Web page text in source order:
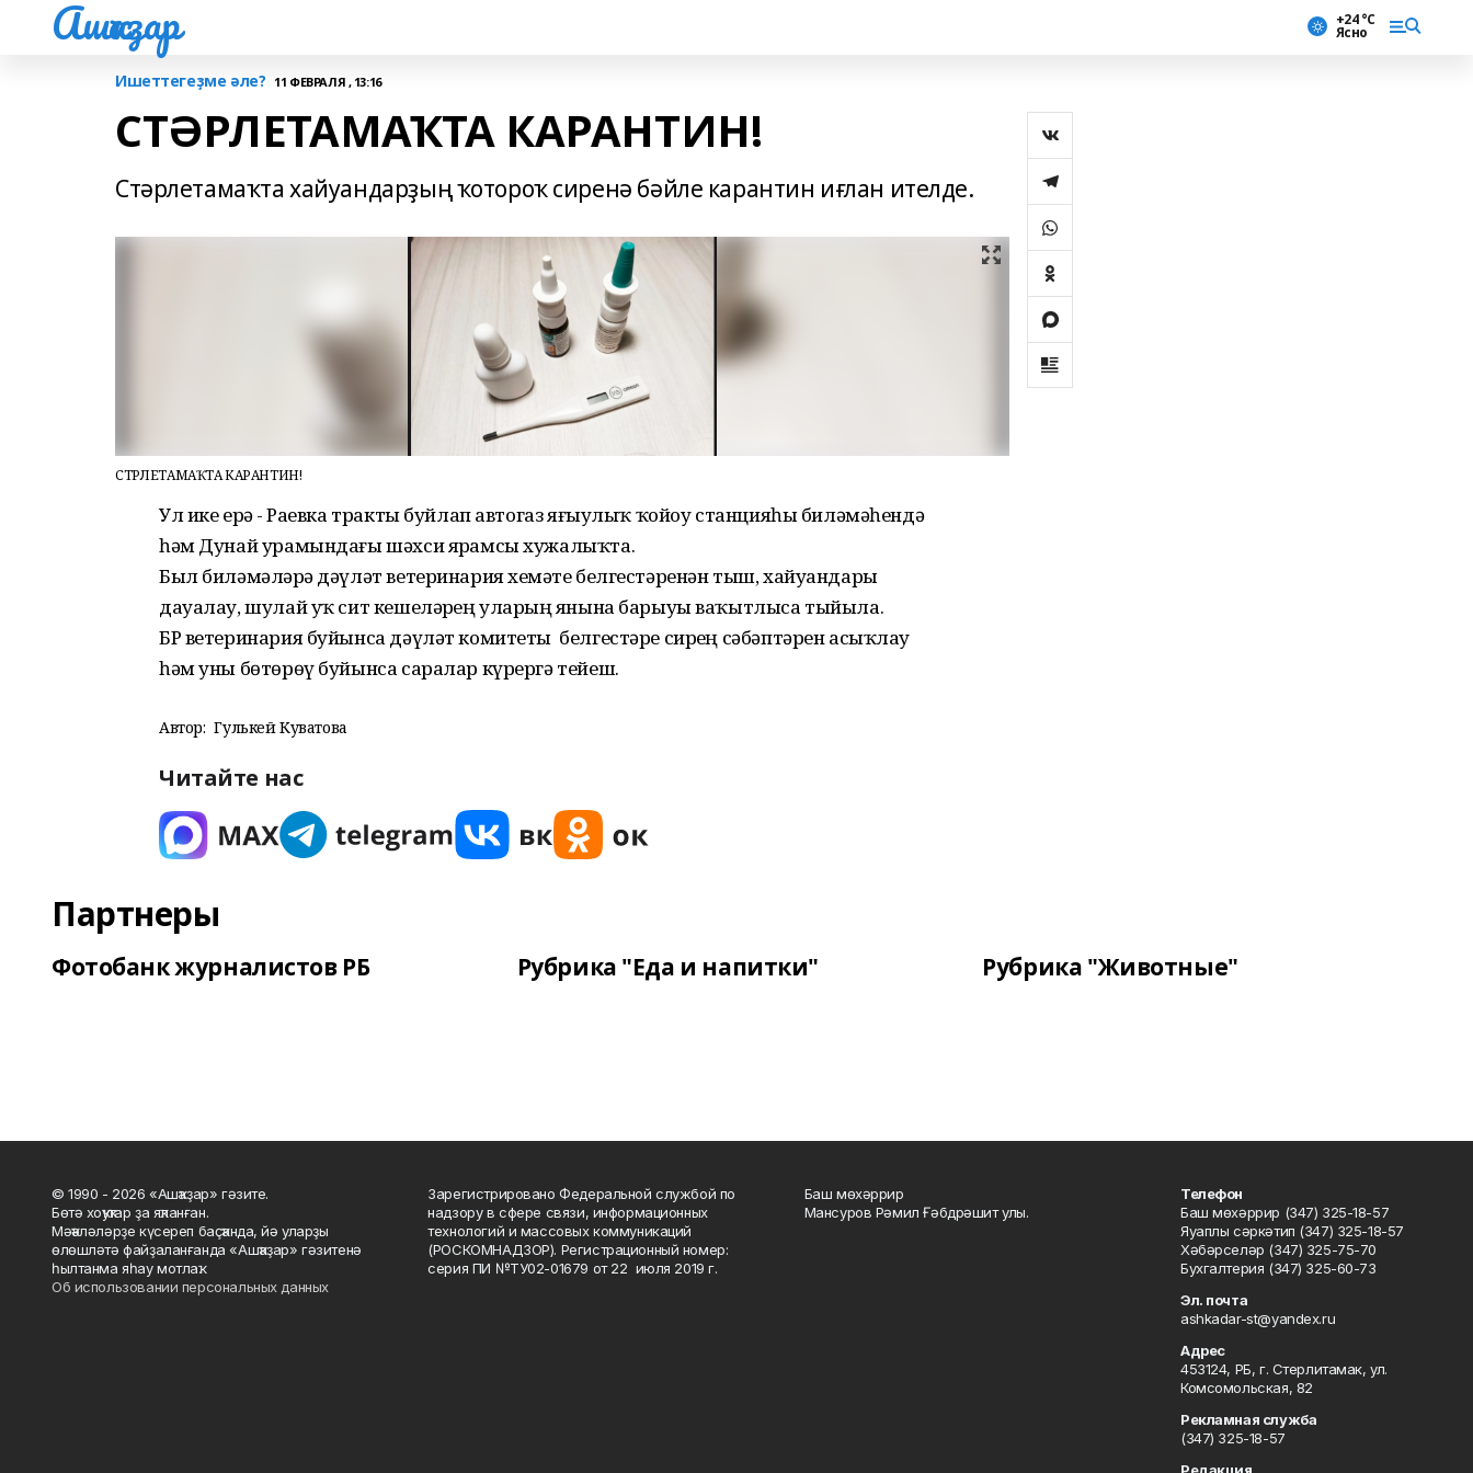
Ашҡаҙар +24 °С
Ясно
Ишеттегеҙме әле? 11 ФЕВРАЛЯ , 13:16
СТӘРЛЕТАМАҠТА КАРАНТИН!
Стәрлетамаҡта хайуандарҙың ҡотороҡ сиренә бәйле карантин иғлан ителде.
СТӘРЛЕТАМАҠТА КАРАНТИН!
Ул ике ерҙә - Раевка тракты буйлап автогаз яғыулыҡ ҡойоу станцияһы биләмәһендә
һәм Дунай урамындағы шәхси ярҙамсы хужалыҡта.
Был биләмәләрҙә дәүләт ветеринария хеҙмәте белгестәренән тыш, хайуандарҙы
дауалау, шулай уҡ сит кешеләрҙең уларҙың янына барыуы ваҡытлыса тыйыла.
БР ветеринария буйынса дәүләт комитеты белгестәре сирҙең сәбәптәрен асыҡлау
һәм уны бөтөрөү буйынса саралар күрергә тейеш.
Автор: Гулькей Куватова
Читайте нас
Партнеры
Фотобанк журналистов РБ Рубрика "Еда и напитки" Рубрика "Животные"
© 1990 - 2026 «Ашҡаҙар» гәзите.
Бөтә хоҡуҡтар ҙа яҡланған.
Мәҡәләләрҙе күсереп баҫҡанда, йә уларҙы
өлөшләтә файҙаланғанда «Ашҡаҙар» гәзитенә
һылтанма яһау мотлаҡ.
Об использовании персональных данных
Зарегистрировано Федеральной службой по
надзору в сфере связи, информационных
технологий и массовых коммуникаций
(РОСКОМНАДЗОР). Регистрационный номер:
серия ПИ №ТУ02-01679 от 22 июля 2019 г.
Баш мөхәррир
Мансуров Рәмил Ғәбдрәшит улы.
Телефон
Баш мөхәррир (347) 325-18-57
Яуаплы сәркәтип (347) 325-18-57
Хәбәрселәр (347) 325-75-70
Бухгалтерия (347) 325-60-73
Эл. почта
ashkadar-st@yandex.ru
Адрес
453124, РБ, г. Стерлитамак, ул.
Комсомольская, 82
Рекламная служба
(347) 325-18-57
Редакция